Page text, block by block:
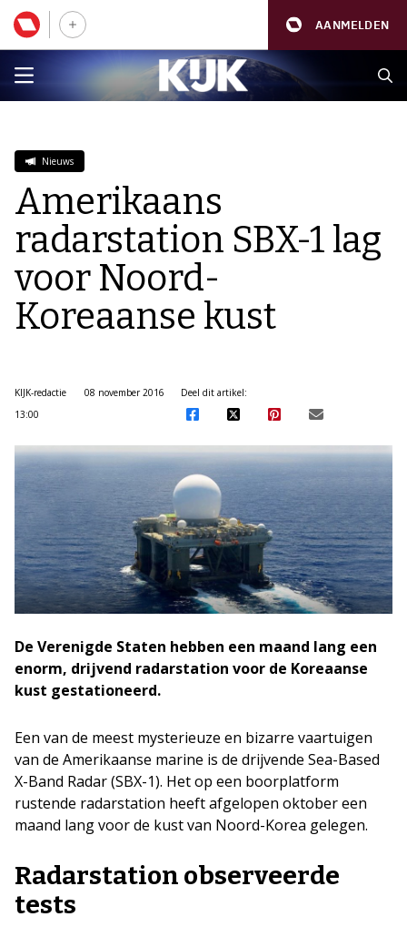
AANMELDEN
Nieuws
Amerikaans
radarstation SBX-1 lag
voor Noord-
Koreaanse kust
KIJK-redactie
08 november 2016
13:00
Deel dit artikel:
De Verenigde Staten hebben een maand lang een
enorm, drijvend radarstation voor de Koreaanse
kust gestationeerd.
Een van de meest mysterieuze en bizarre vaartuigen
van de Amerikaanse marine is de drijvende Sea-Based
X-Band Radar (SBX-1). Het op een boorplatform
rustende radarstation heeft afgelopen oktober een
maand lang voor de kust van Noord-Korea gelegen.
Radarstation observeerde
tests